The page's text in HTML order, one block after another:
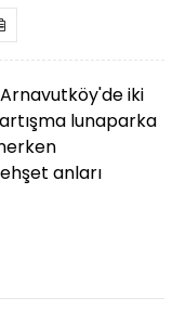
iki
lunaparka
anları